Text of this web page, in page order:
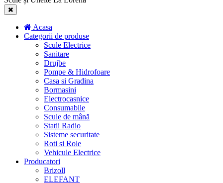
Acasa
Categorii de produse
Scule Electrice
Sanitare
Drujbe
Pompe & Hidrofoare
Casa si Gradina
Bormasini
Electrocasnice
Consumabile
Scule de mână
Stații Radio
Sisteme securitate
Roti si Role
Vehicule Electrice
Producatori
Brizoll
ELEFANT